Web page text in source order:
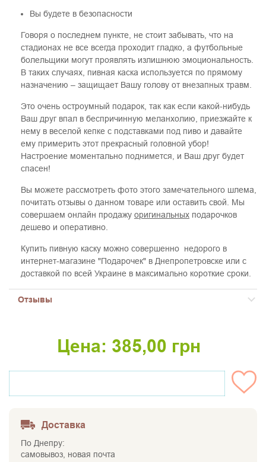
Вы будете в безопасности
Говоря о последнем пункте, не стоит забывать, что на
стадионах не все всегда проходит гладко, а футбольные
болельщики могут проявлять излишнюю эмоциональность.
В таких случаях, пивная каска используется по прямому
назначению – защищает Вашу голову от внезапных травм.
Это очень остроумный подарок, так как если какой-нибудь
Ваш друг впал в беспричинную меланхолию, приезжайте к
нему в веселой кепке с подставками под пиво и давайте
ему примерить этот прекрасный головной убор!
Настроение моментально поднимется, и Ваш друг будет
спасен!
Вы можете рассмотреть фото этого замечательного шлема,
почитать отзывы о данном товаре или оставить свой. Мы
совершаем онлайн продажу оригинальных подарочков
дешево и оперативно.
Купить пивную каску можно совершенно недорого в
интернет-магазине "Подарочек" в Днепропетровске или с
доставкой по всей Украине в максимально короткие сроки.
Отзывы
Цена: 385,00 грн
Доставка
По Днепру:
самовывоз, новая почта